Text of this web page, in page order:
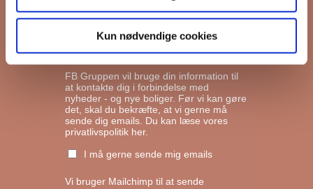
Kun nødvendige cookies
Andelsboliger
Markedsføringstilladelse
FB Gruppen vil bruge din information til
at kontakte dig i forbindelse med
nyheder - og nye boliger. Før vi kan gøre
det, skal du bekræfte, at vi gerne må
sende dig emails. Du kan læse vores
privatlivspolitik her.
I må gerne sende mig emails
Vi bruger Mailchimp til at sende